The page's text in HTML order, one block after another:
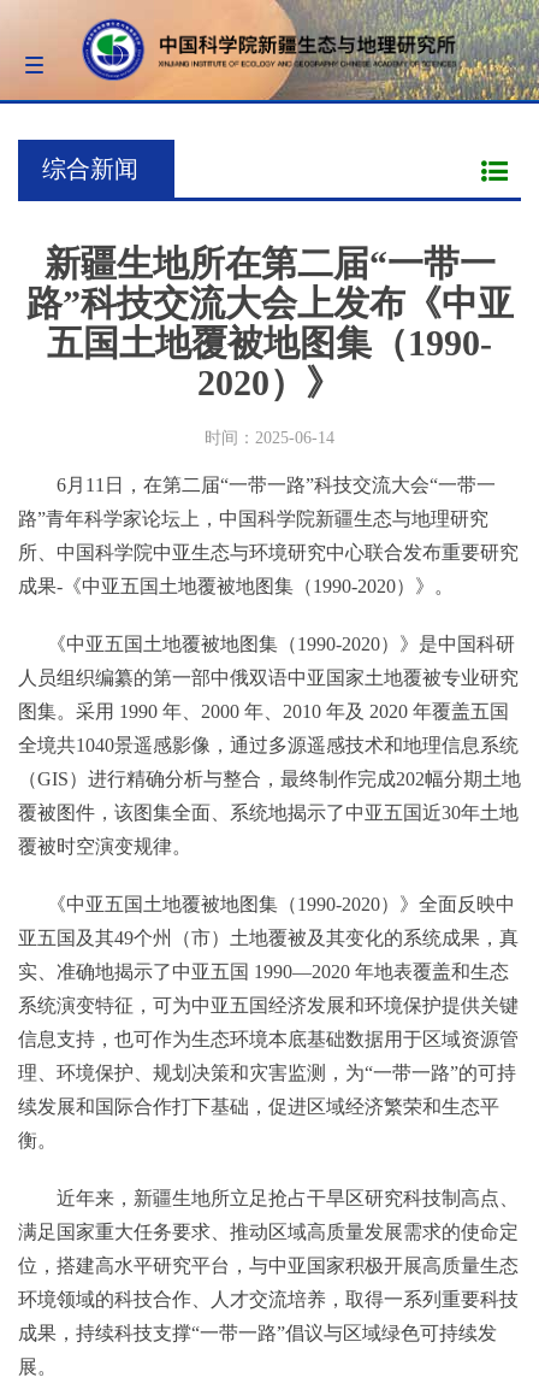
Toggle
navigation
综合新闻
新疆生地所在第二届“一带一
路”科技交流大会上发布《中亚
五国土地覆被地图集（1990-
2020）》
时间：2025-06-14
6月11日，在第二届“一带一路”科技交流大会“一带一
路”青年科学家论坛上，中国科学院新疆生态与地理研究
所、中国科学院中亚生态与环境研究中心联合发布重要研究
成果-《中亚五国土地覆被地图集（1990-2020）》。
《中亚五国土地覆被地图集（1990-2020）》是中国科研
人员组织编纂的第一部中俄双语中亚国家土地覆被专业研究
图集。采用 1990 年、2000 年、2010 年及 2020 年覆盖五国
全境共1040景遥感影像，通过多源遥感技术和地理信息系统
（GIS）进行精确分析与整合，最终制作完成202幅分期土地
覆被图件，该图集全面、系统地揭示了中亚五国近30年土地
覆被时空演变规律。
《中亚五国土地覆被地图集（1990-2020）》全面反映中
亚五国及其49个州（市）土地覆被及其变化的系统成果，真
实、准确地揭示了中亚五国 1990—2020 年地表覆盖和生态
系统演变特征，可为中亚五国经济发展和环境保护提供关键
信息支持，也可作为生态环境本底基础数据用于区域资源管
理、环境保护、规划决策和灾害监测，为“一带一路”的可持
续发展和国际合作打下基础，促进区域经济繁荣和生态平
衡。
近年来，新疆生地所立足抢占干旱区研究科技制高点、
满足国家重大任务要求、推动区域高质量发展需求的使命定
位，搭建高水平研究平台，与中亚国家积极开展高质量生态
环境领域的科技合作、人才交流培养，取得一系列重要科技
成果，持续科技支撑“一带一路”倡议与区域绿色可持续发
展。